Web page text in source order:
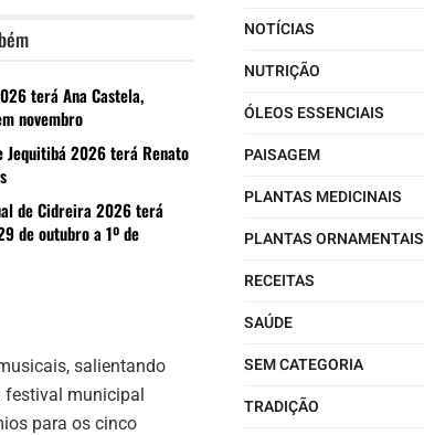
terá Ana Castela,
novembro
Jequitibá 2026 terá Renato
de Cidreira 2026 terá
de outubro a 1º de
salientando
festival municipal
para os cinco
NOTÍCIAS
NUTRIÇÃO
ÓLEOS ESSENCIAIS
PAISAGEM
PLANTAS MEDICINAIS
PLANTAS ORNAMENTAIS
RECEITAS
SAÚDE
SEM CATEGORIA
TRADIÇÃO